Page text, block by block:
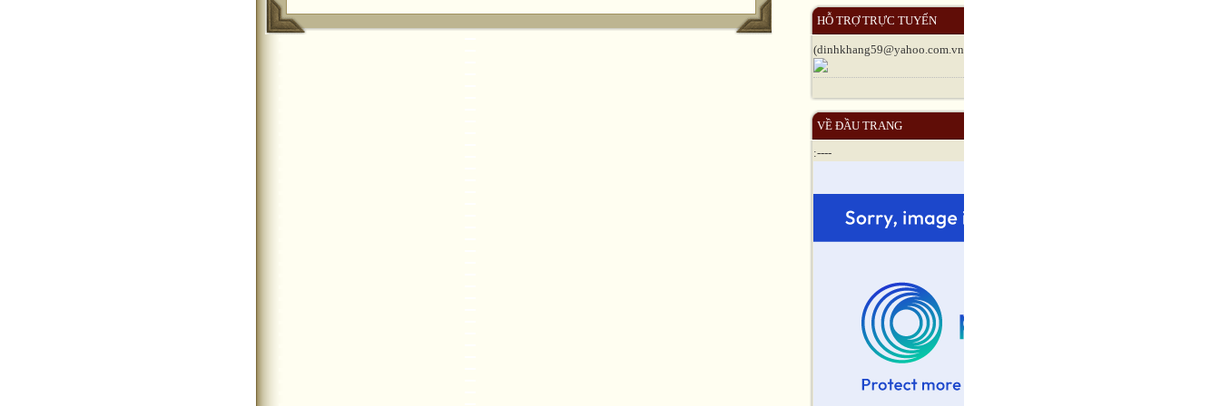
HỖ TRỢ TRỰC TUYẾN
(dinhkhang59@yahoo.com.vn)
VỀ ĐẦU TRANG
:----